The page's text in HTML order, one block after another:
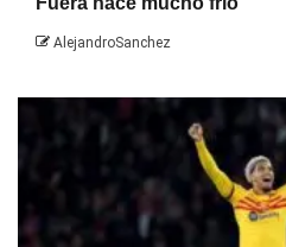
AlejandroSanchez